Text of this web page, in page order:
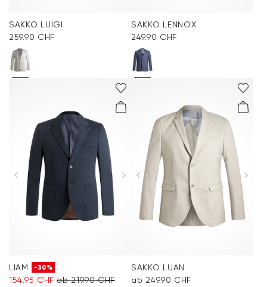
SAKKO LUIGI
259.90 CHF
SAKKO LENNOX
249.90 CHF
LIAM -30%
154.95 CHF ab 219.90 CHF
SAKKO LUAN
ab 249.90 CHF